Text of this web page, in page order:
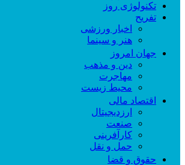
تکنولوژی روز
تفریح
اخبار ورزشی
هنر و سینما
جهان امروز
دین و مذهب
مهاجرت
محیط زیست
اقتصاد مالی
ارزدیجیتال
صنعت
کارآفرینی
حمل و نقل
حقوق و قضا